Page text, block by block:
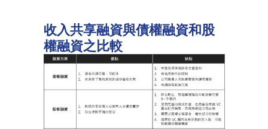
收入共享融資與債權融資和股
權融資之比較